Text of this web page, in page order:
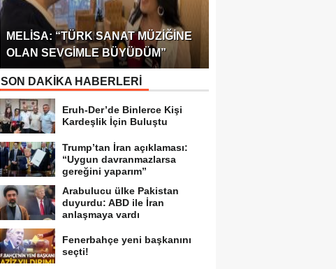
MELISA: “TÜRK SANAT MÜZIĞINE
OLAN SEVGIMLE BÜYÜDÜM”
SON DAKİKA HABERLERİ
Eruh-Der’de Binlerce Kişi
Kardeşlik İçin Buluştu
Trump’tan İran açıklaması:
“Uygun davranmazlarsa
gereğini yaparım”
Arabulucu ülke Pakistan
duyurdu: ABD ile İran
anlaşmaya vardı
Fenerbahçe yeni başkanını
seçti!